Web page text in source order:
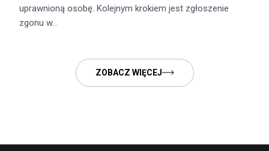
uprawnioną osobę. Kolejnym krokiem jest zgłoszenie
zgonu w…
ZOBACZ WIĘCEJ